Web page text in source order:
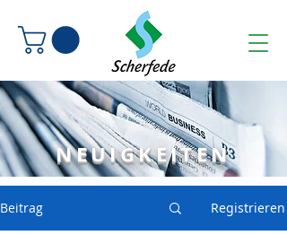
NEUIGKEITEN
Beitrag Registrieren